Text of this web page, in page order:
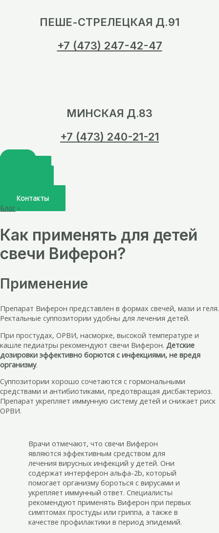
ПЕШЕ-СТРЕЛЕЦКАЯ Д.91
+7 (473) 247-42-47
МИНСКАЯ Д.83
+7 (473) 240-21-21
Контакты
Блог ›
Как применять для детей
свечи Виферон?
Применение
Препарат Виферон представлен в формах свечей, мази и геля.
Ректальные суппозитории удобны для лечения детей.
При простудах, ОРВИ, насморке, высокой температуре и
кашле педиатры рекомендуют свечи Виферон. Детские
дозировки эффективно борются с инфекциями, не вредя
организму.
Суппозитории хорошо сочетаются с гормональными
средствами и антибиотиками, предотвращая дисбактериоз.
Препарат укрепляет иммунную систему детей и снижает риск
ОРВИ.
Врачи отмечают, что свечи Виферон
являются эффективным средством для
лечения вирусных инфекций у детей. Они
содержат интерферон альфа-2b, который
помогает организму бороться с вирусами и
укрепляет иммунный ответ. Специалисты
рекомендуют применять Виферон при первых
симптомах простуды или гриппа, а также в
качестве профилактики в период эпидемий.